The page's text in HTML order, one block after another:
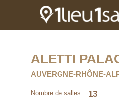
ALETTI
AUVERGNE-RHÔNE-
Nombre de salles : 13